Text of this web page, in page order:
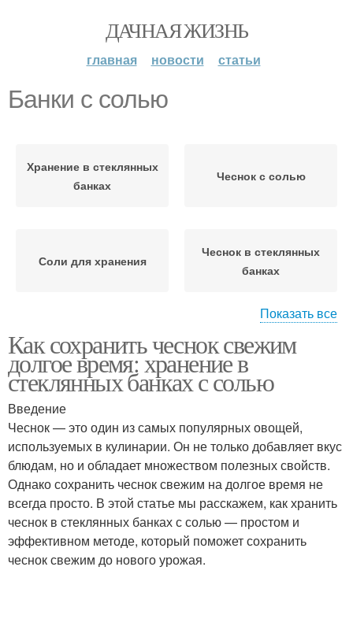
ДАЧНАЯ ЖИЗНЬ
главная новости статьи
Банки с солью
Хранение в стеклянных
банках
Чеснок с солью
Соли для хранения
Чеснок в стеклянных
банках
Чеснок в банках Соль в банку
Показать все
Как сохранить чеснок свежим
долгое время: хранение в
стеклянных банках с солью
Введение
Чеснок — это один из самых популярных овощей,
используемых в кулинарии. Он не только добавляет вкус
блюдам, но и обладает множеством полезных свойств.
Однако сохранить чеснок свежим на долгое время не
всегда просто. В этой статье мы расскажем, как хранить
чеснок в стеклянных банках с солью — простом и
эффективном методе, который поможет сохранить
чеснок свежим до нового урожая.